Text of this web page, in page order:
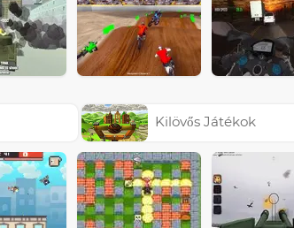
Kilövős Játékok